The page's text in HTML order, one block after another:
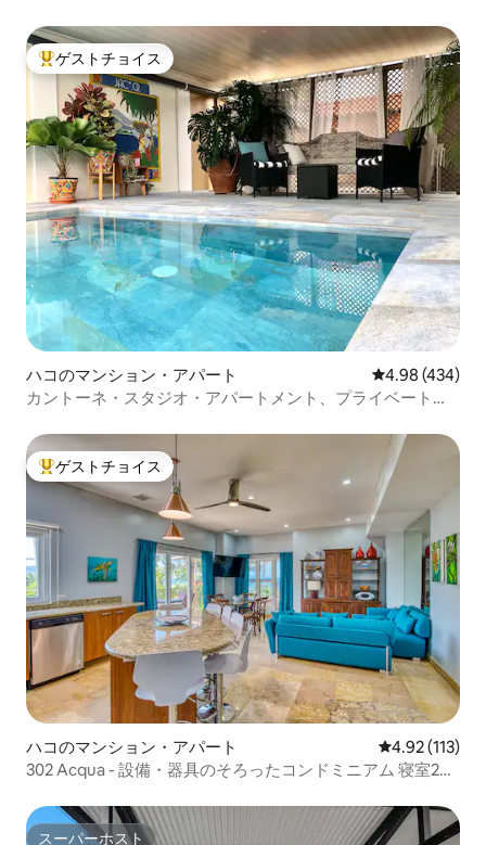
大好評のゲストチョイスです。
ゲストチョイス
ハコのマンション・アパート レビュー434
4.98 (434)
カントーネ・スタジオ・アパートメント、プライベートプ
大好評のゲストチョイスです。
ゲストチョイス
ハコのマンション・アパート レビュー113
4.92 (113)
302 Acqua - 設備・器具のそろったコンドミニアム 寝室2部
スーパーホスト